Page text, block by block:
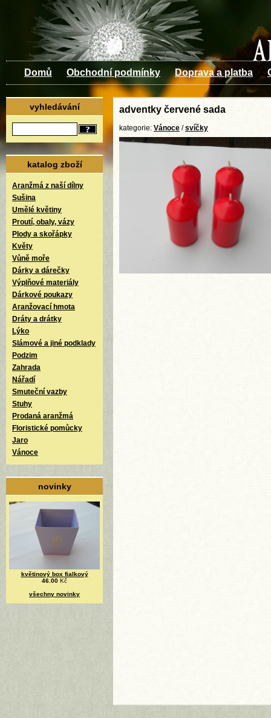
Domů Obchodní podmínky Doprava a platba
vyhledávání
katalog zboží
Aranžmá z naší dílny
Sušina
Umělé květiny
Proutí, obaly, vázy
Plody a skořápky
Květy
Vůně moře
Dárky a dárečky
Výplňové materiály
Dárkové poukazy
Aranžovací hmota
Dráty a drátky
Lýko
Slámové a jiné podklady
Podzim
Zahrada
Nářadí
Smuteční vazby
Stuhy
Prodaná aranžmá
Floristické pomůcky
Jaro
Vánoce
novinky
květinový box fialkový
46.00 Kč
všechny novinky
adventky červené sada
kategorie: Vánoce /svíčky